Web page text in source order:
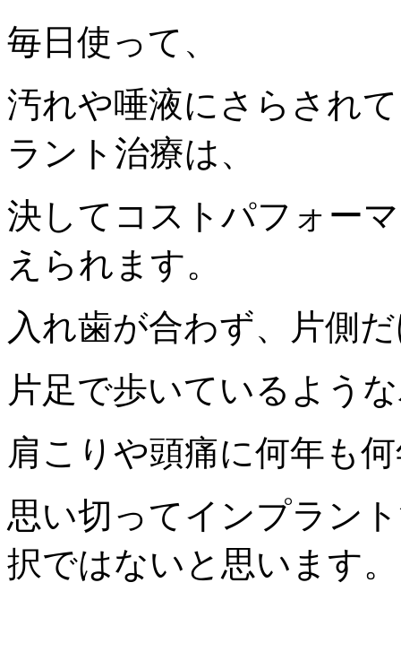
毎日使って、
汚れや唾液にさらされ
ラント治療は、
決してコストパフォー
えられます。
入れ歯が合わず、片側
片足で歩いているよう
肩こりや頭痛に何年も
思い切ってインプラン
択ではないと思います。